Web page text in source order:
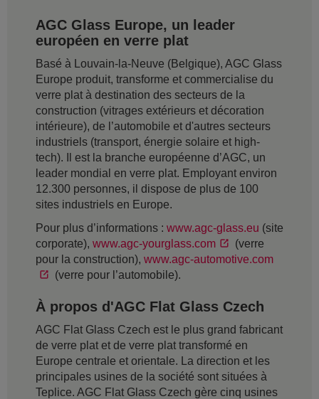
AGC Glass Europe, un leader
européen en verre plat
Basé à Louvain-la-Neuve (Belgique), AGC Glass
Europe produit, transforme et commercialise du
verre plat à destination des secteurs de la
construction (vitrages extérieurs et décoration
intérieure), de l’automobile et d'autres secteurs
industriels (transport, énergie solaire et high-
tech). Il est la branche européenne d’AGC, un
leader mondial en verre plat. Employant environ
12.300 personnes, il dispose de plus de 100
sites industriels en Europe.
Pour plus d’informations : www.agc-glass.eu (site
corporate), www.agc-yourglass.com
(verre
pour la construction), www.agc-automotive.com
(verre pour l’automobile).
À propos d'AGC Flat Glass Czech
AGC Flat Glass Czech est le plus grand fabricant
de verre plat et de verre plat transformé en
Europe centrale et orientale. La direction et les
principales usines de la société sont situées à
Teplice. AGC Flat Glass Czech gère cinq usines